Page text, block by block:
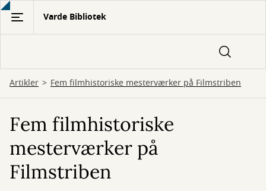
Gå
hovedindhold
Varde Bibliotek
Artikler Fem filmhistoriske mesterværker på Filmstriben
Fem filmhistoriske
mesterværker på
Filmstriben